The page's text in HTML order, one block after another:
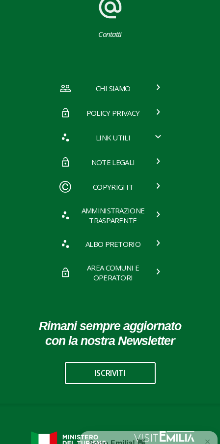
Contatti
CHI SIAMO
POLICY PRIVACY
LINK UTILI
NOTE LEGALI
COPYRIGHT
AMMINISTRAZIONE
TRASPARENTE
ALBO PRETORIO
AREA COMUNI E
OPERATORI
Rimani sempre aggiornato
con la nostra Newsletter
ISCRIVITI
×
Sono Emilia! 👋